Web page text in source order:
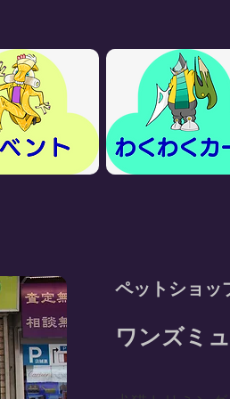
ペットショッ
ワンズミ